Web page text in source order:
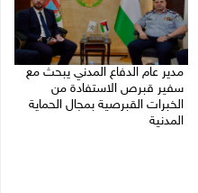
مدير عام الدفاع المدني يبحث مع
سفير قبرص الاستفادة من
الخبرات القبرصية بمجال الحماية
المدنية